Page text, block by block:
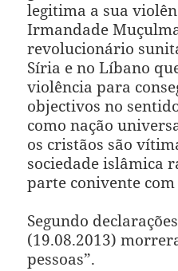
legitima a sua
Irmandade
revolucionário
Síria e no Líbano
violência para
objectivos no
como nação
os cristãos são
sociedade islâmica
parte conivente
Segundo
(19.08.2013)
pessoas”.